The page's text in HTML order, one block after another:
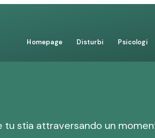
Homepage Disturbi Psicologi
tu stia attraversando un